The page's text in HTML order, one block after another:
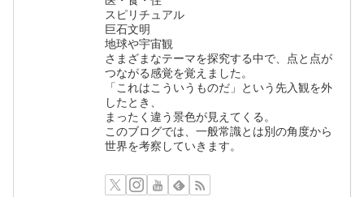
スピリチュアル
巨石文明
地球や宇宙観
さまざまなテーマを探究する中で、点と点が
つながる感覚を覚えました。
「これはこういうものだ」という先入観を外
したとき、
まったく違う景色が見えてくる。
このブログでは、一般常識とは別の角度から
世界を考察していきます。